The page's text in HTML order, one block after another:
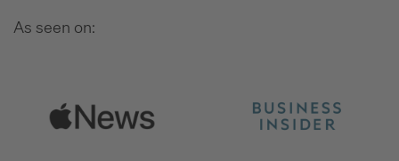
As seen on: